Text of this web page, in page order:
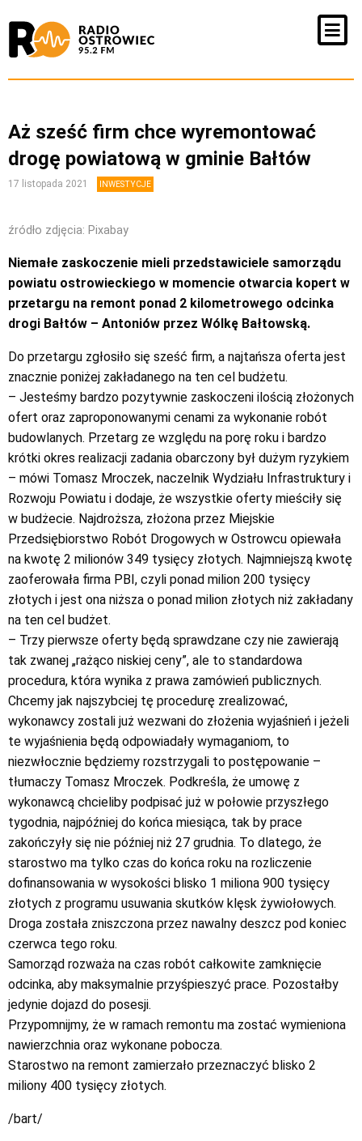
Aż sześć firm chce wyremontować
drogę powiatową w gminie Bałtów
17 listopada 2021 INWESTYCJE
źródło zdjęcia: Pixabay
Niemałe zaskoczenie mieli przedstawiciele samorządu
powiatu ostrowieckiego w momencie otwarcia kopert w
przetargu na remont ponad 2 kilometrowego odcinka
drogi Bałtów – Antoniów przez Wólkę Bałtowską.
Do przetargu zgłosiło się sześć firm, a najtańsza oferta jest
znacznie poniżej zakładanego na ten cel budżetu.
– Jesteśmy bardzo pozytywnie zaskoczeni ilością złożonych
ofert oraz zaproponowanymi cenami za wykonanie robót
budowlanych. Przetarg ze względu na porę roku i bardzo
krótki okres realizacji zadania obarczony był dużym ryzykiem
– mówi Tomasz Mroczek, naczelnik Wydziału Infrastruktury i
Rozwoju Powiatu i dodaje, że wszystkie oferty mieściły się
w budżecie. Najdroższa, złożona przez Miejskie
Przedsiębiorstwo Robót Drogowych w Ostrowcu opiewała
na kwotę 2 milionów 349 tysięcy złotych. Najmniejszą kwotę
zaoferowała firma PBI, czyli ponad milion 200 tysięcy
złotych i jest ona niższa o ponad milion złotych niż zakładany
na ten cel budżet.
– Trzy pierwsze oferty będą sprawdzane czy nie zawierają
tak zwanej „rażąco niskiej ceny”, ale to standardowa
procedura, która wynika z prawa zamówień publicznych.
Chcemy jak najszybciej tę procedurę zrealizować,
wykonawcy zostali już wezwani do złożenia wyjaśnień i jeżeli
te wyjaśnienia będą odpowiadały wymaganiom, to
niezwłocznie będziemy rozstrzygali to postępowanie –
tłumaczy Tomasz Mroczek. Podkreśla, że umowę z
wykonawcą chcieliby podpisać już w połowie przyszłego
tygodnia, najpóźniej do końca miesiąca, tak by prace
zakończyły się nie później niż 27 grudnia. To dlatego, że
starostwo ma tylko czas do końca roku na rozliczenie
dofinansowania w wysokości blisko 1 miliona 900 tysięcy
złotych z programu usuwania skutków klęsk żywiołowych.
Droga została zniszczona przez nawalny deszcz pod koniec
czerwca tego roku.
Samorząd rozważa na czas robót całkowite zamknięcie
odcinka, aby maksymalnie przyśpieszyć prace. Pozostałby
jedynie dojazd do posesji.
Przypomnijmy, że w ramach remontu ma zostać wymieniona
nawierzchnia oraz wykonane pobocza.
Starostwo na remont zamierzało przeznaczyć blisko 2
miliony 400 tysięcy złotych.
/bart/